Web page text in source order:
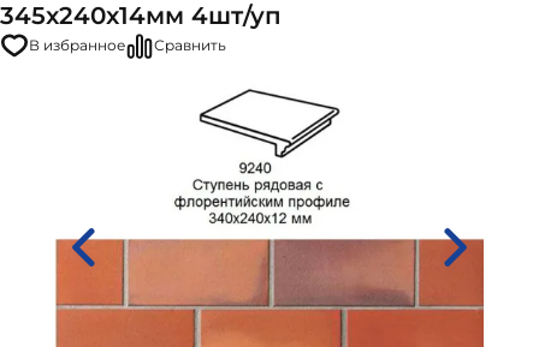
345x240x14мм 4шт/уп
В избранное Сравнить